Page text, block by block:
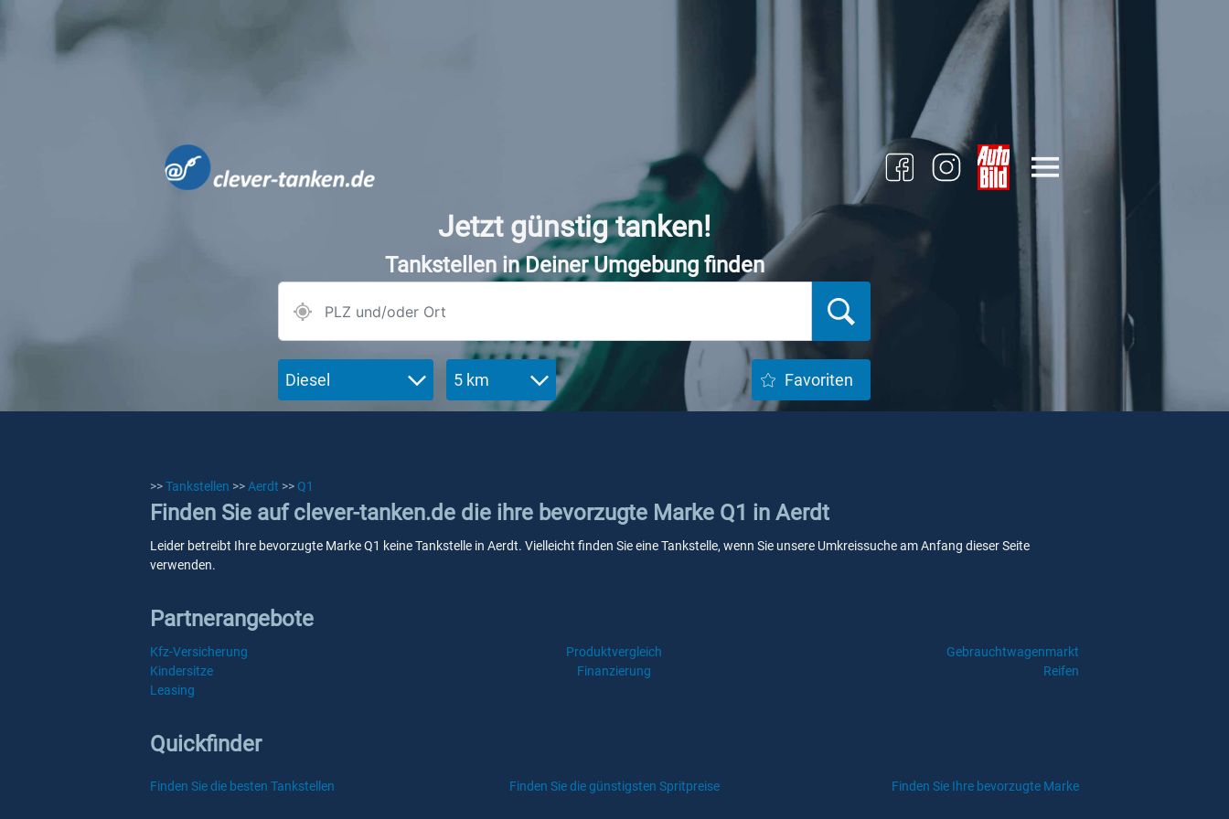
Jetzt günstig tanken!
Tankstellen in Deiner Umgebung finden
Diesel 5 km Favoriten
>>Tankstellen >>Aerdt >> Q1
Finden Sie auf clever-tanken.de die ihre bevorzugte Marke Q1 in Aerdt
Leider betreibt Ihre bevorzugte Marke Q1 keine Tankstelle in Aerdt. Vielleicht finden Sie eine Tankstelle, wenn Sie unsere Umkreissuche am Anfang dieser Seite
verwenden.
Partnerangebote
Kfz-Versicherung Produktvergleich
Gebrauchtwagenmarkt
Kindersitze
Finanzierung
Reifen
Leasing
Quickfinder
Finden Sie die besten Tankstellen Finden Sie die günstigsten Spritpreise Finden Sie Ihre bevorzugte Marke